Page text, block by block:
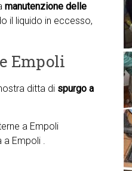
manutenzione delle
il liquido in eccesso,
Empoli
ditta di spurgo a
a Empoli
a Empoli .